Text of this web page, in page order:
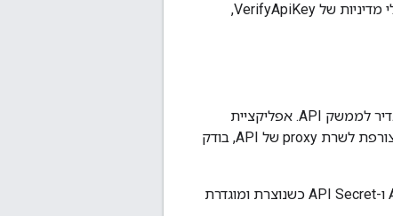
להתחזות למשתמשים אחרים. זו בעיה יותר של הטמעה ולא בעיה במוצר. ב-Apigee יש כללי מדיניות של VerifyApiKey,‏
אימות מפתח API הוא הצורה הפשוטה ביותר של אבטחה מבוססת-אפליקציה שאפשר להגדיר לממשק API. אפליקציית
לקוח מציגה פשוט מפתח API עם הבקשה שלה, ואז Apigee Edge, באמצעות מדיניות שמצורפת לשרת proxy של API, בודק
ב-Apigee יש תמיכה ביצירה ובאימות של מפתחות API. מערכת Apigee יוצרת מפתח API ו-API Secret כשנוצרת ומוגדרת